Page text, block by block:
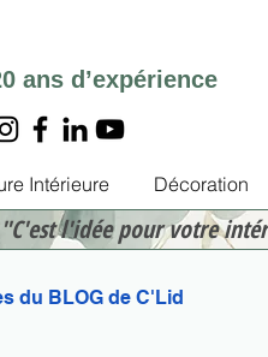
ans d’expérience
Intérieure Décoration
"C'est l'idée pour votre
du BLOG de C'Lid